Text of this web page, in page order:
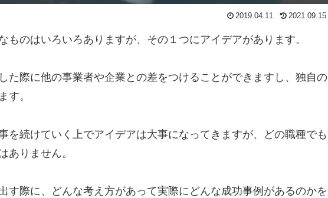
2019.04.11 2021.09.15
ものはいろいろありますが、その１つにアイデアがあります。
た際に他の事業者や企業との差をつけることができますし、独自の
す。
を続けていく上でアイデアは大事になってきますが、どの職種でも
ありません。
す際に、どんな考え方があって実際にどんな成功事例があるのかを